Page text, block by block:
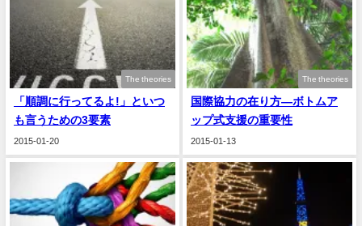
The theories
「順調に行ってるよ!」といつ
も言うための3要素
2015-01-20
The theories
国際協力の在り方―ボトムア
ップ式支援の重要性
2015-01-13